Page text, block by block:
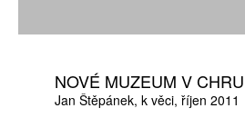
NOVÉ MUZEUM V
Jan Štěpánek k věci říjen 2011